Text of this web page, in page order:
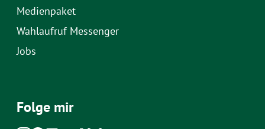
Medienpaket
Wahlaufruf Messenger
Jobs
Folge mir